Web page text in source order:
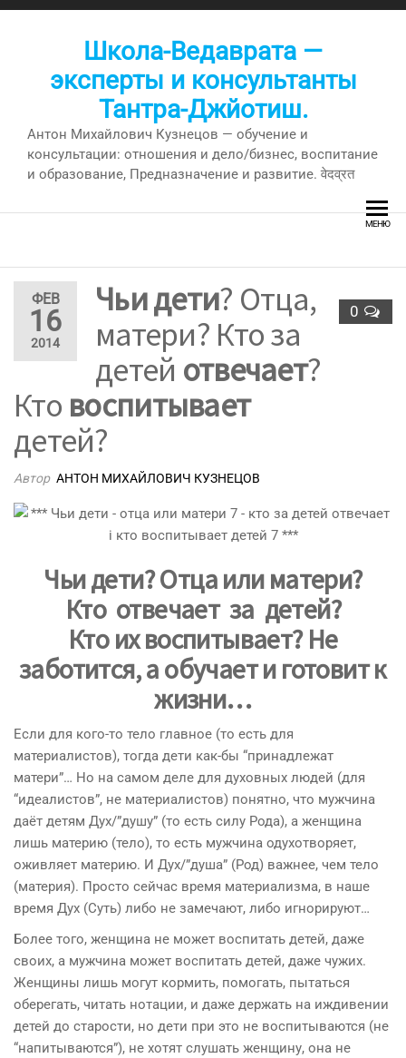
Перейти
Школа-Ведаврата —
эксперты и консультанты
Тантра-Джйотиш.
Антон Михайлович Кузнецов — обучение и
консультации: отношения и дело/бизнес, воспитание
и образование, Предназначение и развитие. वेदव्रत
МЕНЮ
ФЕВ
16
2014
0
Чьи дети? Отца,
матери? Кто за
детей отвечает?
Кто воспитывает
детей?
Автор АНТОН МИХАЙЛОВИЧ КУЗНЕЦОВ
Чьи дети? Отца или матери?
Кто отвечает за детей?
Кто ихвоспитывает? Не
заботится, а обучает и готовит к
жизни…
Если для кого-то тело главное (то есть для
материалистов), тогда дети как-бы “принадлежат
матери”… Но на самом деле для духовных людей (для
“идеалистов”, не материалистов) понятно, что мужчина
даёт детям Дух/”душу” (то есть силу Рода), а женщина
лишь материю (тело), то есть мужчина одухотворяет,
оживляет материю. И Дух/”душа” (Род) важнее, чем тело
(материя). Просто сейчас время материализма, в наше
время Дух (Суть) либо не замечают, либо игнорируют…
Более того, женщина не может воспитать детей, даже
своих, а мужчина может воспитать детей, даже чужих.
Женщины лишь могут кормить, помогать, пытаться
оберегать, читать нотации, и даже держать на иждивении
детей до старости, но дети при это не воспитываются (не
“напитываются”), не хотят слушать женщину, она не